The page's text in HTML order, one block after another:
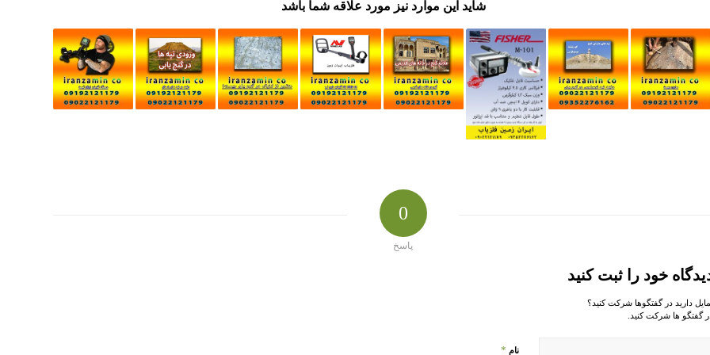
شاید این موارد نیز مورد علاقه شما باشد
0
پاسخ
خود را ثبت کنید
دارید در گفتگوها شرکت کنید؟
گفتگو ها شرکت کنید.
نام *